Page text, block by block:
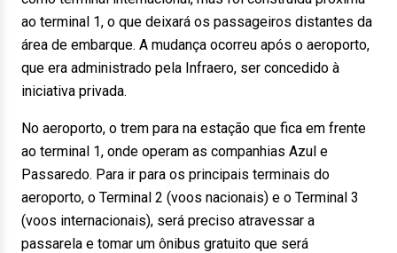
ao terminal 1, o que deixará os passageiros distantes da
área de embarque. A mudança ocorreu após o aeroporto,
que era administrado pela Infraero, ser concedido à
iniciativa privada.
No aeroporto, o trem para na estação que fica em frente
ao terminal 1, onde operam as companhias Azul e
Passaredo. Para ir para os principais terminais do
aeroporto, o Terminal 2 (voos nacionais) e o Terminal 3
(voos internacionais), será preciso atravessar a
passarela e tomar um ônibus gratuito que será